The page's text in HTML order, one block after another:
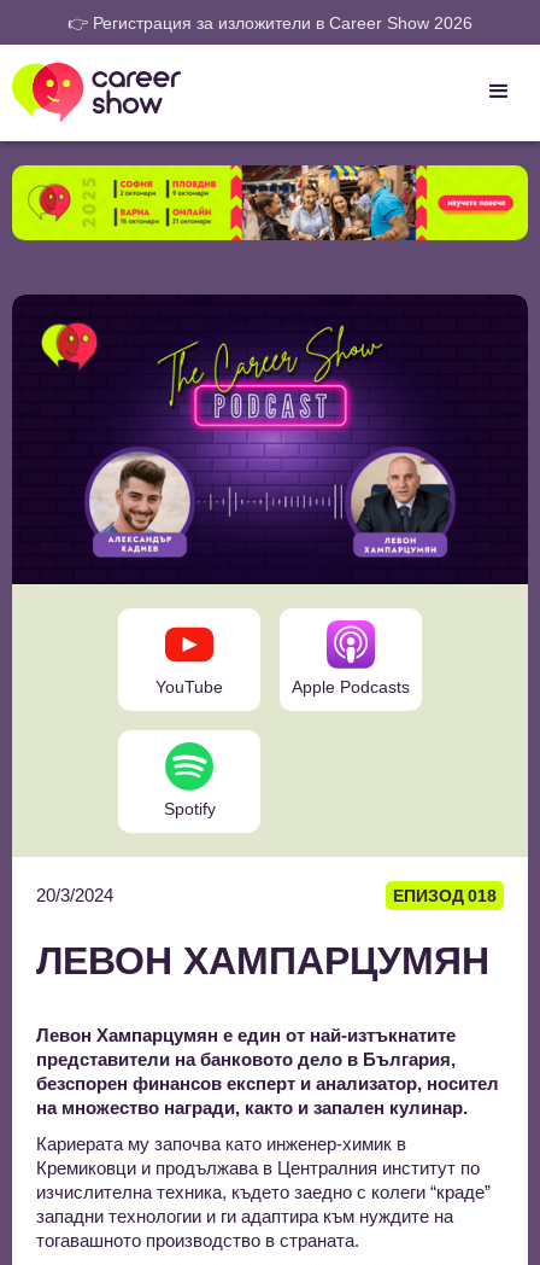
👉 Регистрация за изложители в Career Show 2026
YouTube Apple Podcasts
Spotify
20/3/2024 ЕПИЗОД018
ЛЕВОН ХАМПАРЦУМЯН
Левон Хампарцумян е един от най-изтъкнатите
представители на банковото дело в България,
безспорен финансов експерт и анализатор, носител
на множество награди, както и запален кулинар.
Кариерата му започва като инженер-химик в
Кремиковци и продължава в Централния институт по
изчислителна техника, където заедно с колеги “краде”
западни технологии и ги адаптира към нуждите на
тогавашното производство в страната.